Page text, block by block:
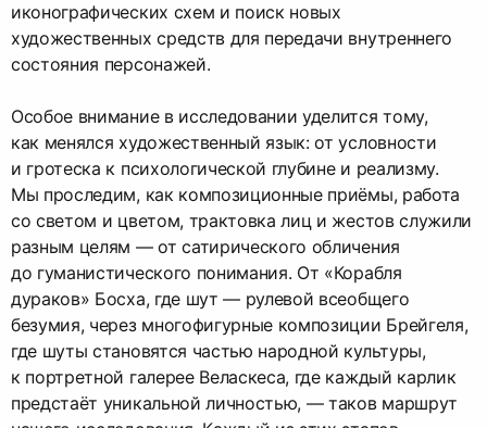
иконографических схем и поиск новых
художественных средств для передачи внутреннего
состояния персонажей.
Особое внимание в исследовании уделится тому,
как менялся художественный язык: от условности
и гротеска к психологической глубине и реализму.
Мы проследим, как композиционные приёмы, работа
со светом и цветом, трактовка лиц и жестов служили
разным целям — от сатирического обличения
до гуманистического понимания. От «Корабля
дураков» Босха, где шут — рулевой всеобщего
безумия, через многофигурные композиции Брейгеля,
где шуты становятся частью народной культуры,
к портретной галерее Веласкеса, где каждый карлик
предстаёт уникальной личностью, — таков маршрут